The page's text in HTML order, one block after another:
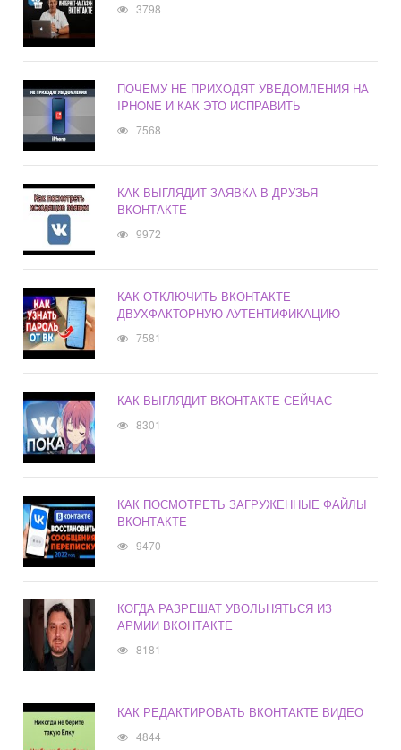
3798
ПОЧЕМУ НЕ ПРИХОДЯТ УВЕДОМЛЕНИЯ НА
IPHONE И КАК ЭТО ИСПРАВИТЬ
7568
КАК ВЫГЛЯДИТ ЗАЯВКА В ДРУЗЬЯ
ВКОНТАКТЕ
9972
КАК ОТКЛЮЧИТЬ ВКОНТАКТЕ
ДВУХФАКТОРНУЮ АУТЕНТИФИКАЦИЮ
7581
КАК ВЫГЛЯДИТ ВКОНТАКТЕ СЕЙЧАС
8301
КАК ПОСМОТРЕТЬ ЗАГРУЖЕННЫЕ ФАЙЛЫ
ВКОНТАКТЕ
9470
КОГДА РАЗРЕШАТ УВОЛЬНЯТЬСЯ ИЗ
АРМИИ ВКОНТАКТЕ
8181
КАК РЕДАКТИРОВАТЬ ВКОНТАКТЕ ВИДЕО
4844